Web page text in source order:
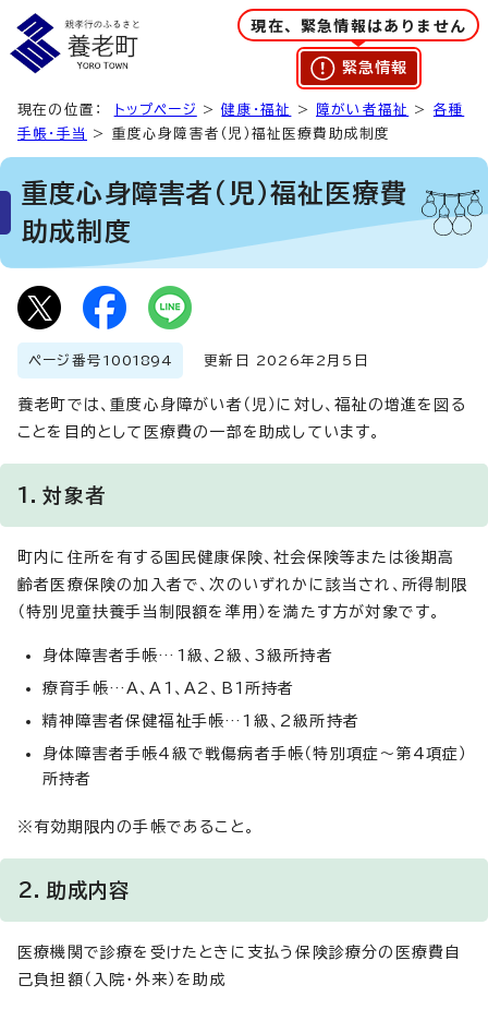
現在、緊急情報はありません
緊急情報
現在の位置： トップページ >健康・福祉 > 障がい者福祉 > 各種
手帳・手当
> 重度心身障害者（児）福祉医療費助成制度
重度心身障害者（児）福祉医療費
助成制度
ページ番号 1001894 更新日 2026年2月5日
養老町では、重度心身障がい者（児）に対し、福祉の増進を図る
ことを目的として医療費の一部を助成しています。
1．対象者
町内に住所を有する国民健康保険、社会保険等または後期高
齢者医療保険の加入者で、次のいずれかに該当され、所得制限
（特別児童扶養手当制限額を準用）を満たす方が対象です。
身体障害者手帳…1級、2級、3級所持者
療育手帳…A、A1、A2、B1所持者
精神障害者保健福祉手帳…1級、2級所持者
身体障害者手帳4級で戦傷病者手帳（特別項症～第4項症）
所持者
※有効期限内の手帳であること。
2．助成内容
医療機関で診療を受けたときに支払う保険診療分の医療費自
己負担額（入院・外来）を助成